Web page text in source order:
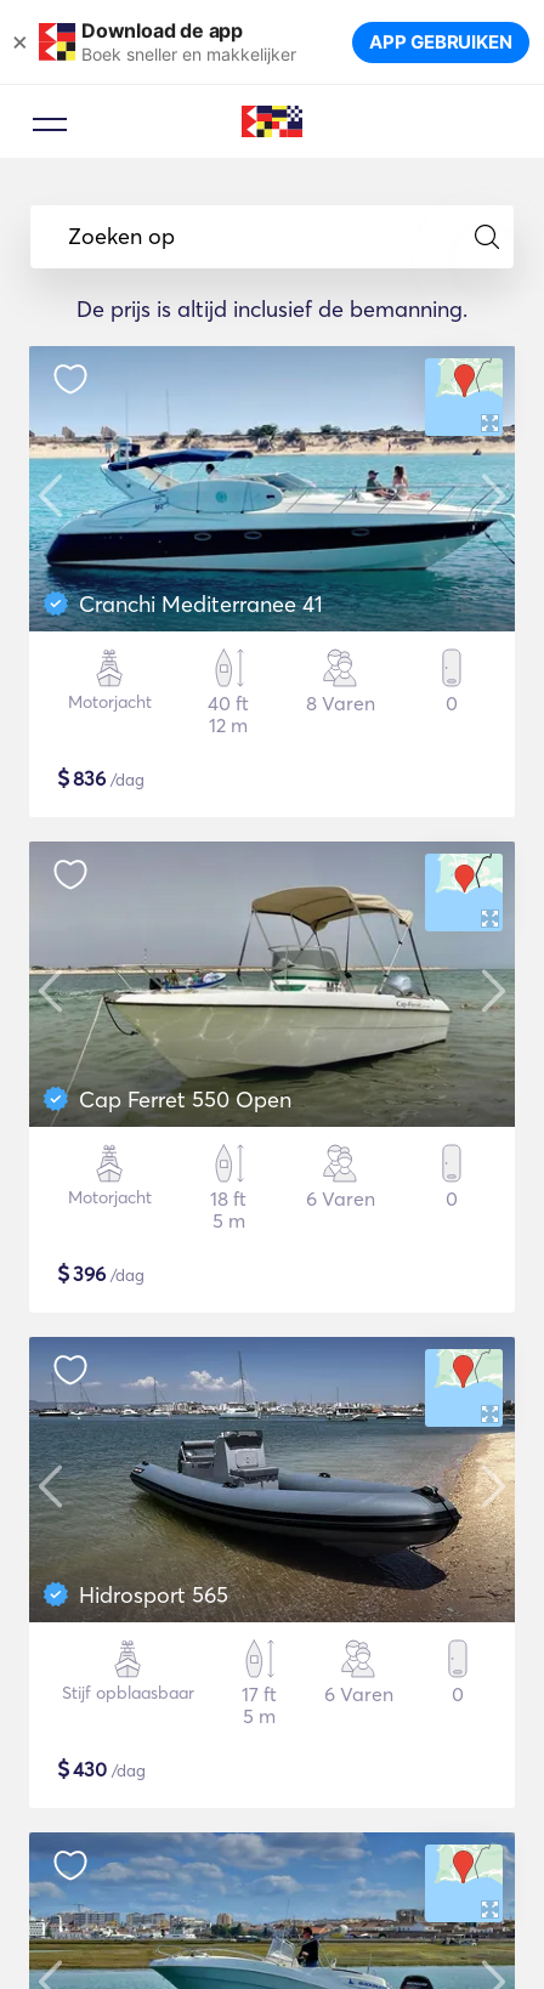
× Download de app
Boek sneller en makkelijker APP GEBRUIKEN
Zoeken op
De prijs is altijd inclusief de bemanning.
Cranchi Mediterranee 41
Motorjacht
40 ft
12 m
8 Varen 0
$836 /dag
Cap Ferret 550 Open
Motorjacht
18 ft
5 m
6 Varen 0
$396 /dag
Hidrosport 565
Stijf opblaasbaar
17 ft
5 m
6 Varen 0
$430 /dag